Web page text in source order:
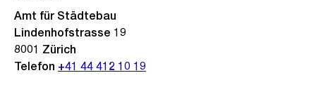
Amt für Städtebau
Lindenhofstrasse 19
8001 Zürich
Telefon +41 44 412 10 19